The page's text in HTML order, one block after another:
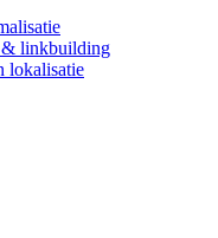
& linkbuilding
lokalisatie